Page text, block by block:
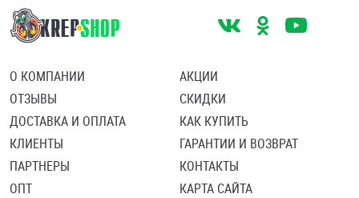
О КОМПАНИИ
ОТЗЫВЫ
ДОСТАВКА И ОПЛАТА
КЛИЕНТЫ
ПАРТНЕРЫ
ОПТ
АКЦИИ
СКИДКИ
КАК КУПИТЬ
ГАРАНТИИ И ВОЗВРАТ
КОНТАКТЫ
КАРТА САЙТА